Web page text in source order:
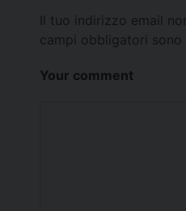
Il tuo indirizzo email
campi obbligatori sono
Your comment